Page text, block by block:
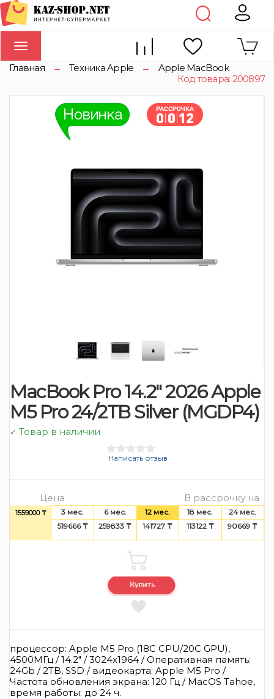
Toggle
navigation
Главная → Техника Apple →
Apple MacBook
Код товара: 200897
MacBook Pro 14.2″ 2026 Apple
M5 Pro 24/2TB Silver (MGDP4)
✓ Товар в наличии
Написать отзыв
Цена В рассрочку на
1559000 ₸ 3 мес. 6 мес. 12 мес. 18 мес.
24 мес.
519666 ₸
259833 ₸ 141727 ₸ 113122 ₸ 90669 ₸
процессор: Apple M5 Pro (18C CPU/20C GPU),
4500МГц / 14.2" / 3024x1964 / Оперативная память:
24Gb / 2TB, SSD / видеокарта: Apple M5 Pro /
Частота обновления экрана: 120 Гц / MacOS Tahoe,
время работы: до 24 ч.